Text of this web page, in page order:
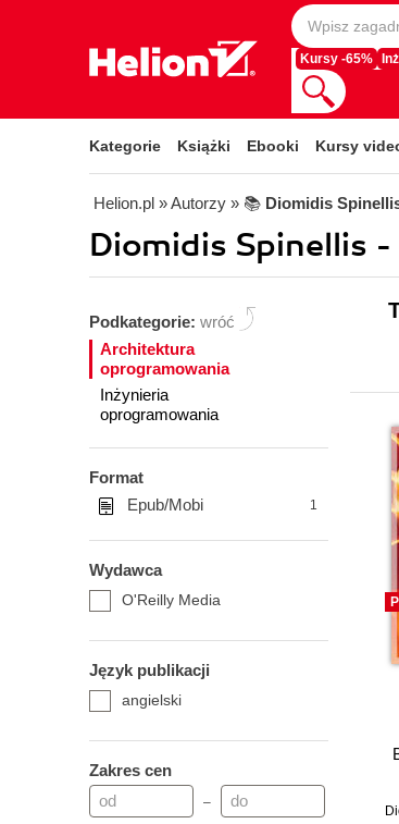
Kursy -65%
Kategorie Książki Ebooki Kursy
Helion.pl » Autorzy » 📚 Diomidis
Diomidis Spinellis
Podkategorie: wróć
Architektura
oprogramowania
Inżynieria
oprogramowania
Format
Epub/Mobi
1
Wydawca
O'Reilly Media
Język publikacji
angielski
Zakres cen
–